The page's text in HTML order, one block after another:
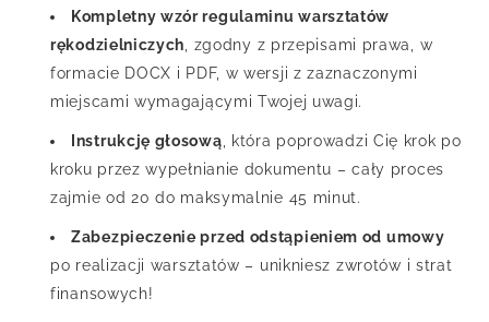
Kompletny wzór regulaminu warsztatów
rękodzielniczych , zgodny z przepisami prawa, w
formacie DOCX i PDF, w wersji z zaznaczonymi
miejscami wymagającymi Twojej uwagi.
Instrukcję głosową , która poprowadzi Cię krok po
kroku przez wypełnianie dokumentu – cały proces
zajmie od 20 do maksymalnie 45 minut.
Zabezpieczenie przed odstąpieniem od umowy
po realizacji warsztatów – unikniesz zwrotów i strat
finansowych!